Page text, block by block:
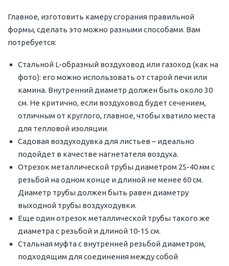
Главное, изготовить камеру сгорания правильной
формы, сделать это можно разными способами. Вам
потребуется:
Стальной L-образный воздуховод или газоход (как на
фото): его можно использовать от старой печи или
камина. Внутренний диаметр должен быть около 30
см. Не критично, если воздуховод будет сечением,
отличным от круглого, главное, чтобы хватило места
для тепловой изоляции.
Садовая воздуходувка для листьев – идеально
подойдет в качестве нагнетателя воздуха.
Отрезок металлической трубы диаметром 25-40 мм с
резьбой на одном конце и длиной не менее 60 см.
Диаметр трубы должен быть равен диаметру
выходной трубы воздуходувки.
Еще один отрезок металлической трубы такого же
диаметра с резьбой и длиной 10-15 см.
Стальная муфта с внутренней резьбой диаметром,
подходящим для соединения между собой